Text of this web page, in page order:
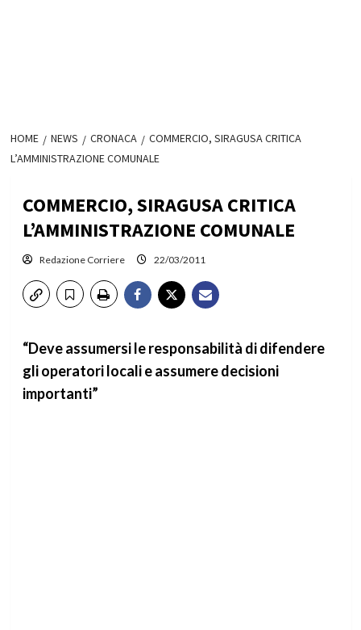
HOME NEWS CRONACA
COMMERCIO, SIRAGUSA CRITICA
L’AMMINISTRAZIONE COMUNALE
COMMERCIO, SIRAGUSA CRITICA
L’AMMINISTRAZIONE COMUNALE
Redazione Corriere 22/03/2011
“Deve assumersi le responsabilità di difendere
gli operatori locali e assumere decisioni
importanti”